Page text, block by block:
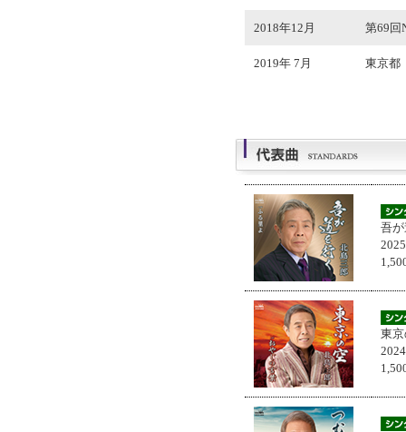
2018年12月 第69回
2019年 7月 東京都
吾
東